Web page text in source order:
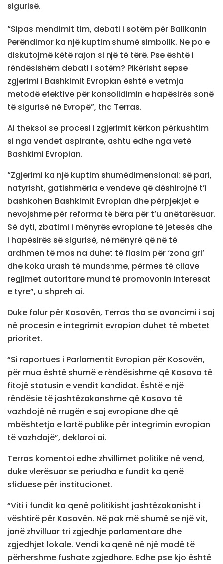
sigurisë.
“Sipas mendimit tim, debati i sotëm për Ballkanin
Perëndimor ka një kuptim shumë simbolik. Ne po e
diskutojmë këtë rajon si një të tërë. Pse është i
rëndësishëm debati i sotëm? Pikërisht sepse
zgjerimi i Bashkimit Evropian është e vetmja
metodë efektive për konsolidimin e hapësirës sonë
të sigurisë në Evropë”, tha Terras.
Ai theksoi se procesi i zgjerimit kërkon përkushtim
si nga vendet aspirante, ashtu edhe nga vetë
Bashkimi Evropian.
“Zgjerimi ka një kuptim shumëdimensional: së pari,
natyrisht, gatishmëria e vendeve që dëshirojnë t’i
bashkohen Bashkimit Evropian dhe përpjekjet e
nevojshme për reforma të bëra për t’u anëtarësuar.
Së dyti, zbatimi i mënyrës evropiane të jetesës dhe
i hapësirës së sigurisë, në mënyrë që në të
ardhmen të mos na duhet të flasim për ‘zona gri’
dhe koka urash të mundshme, përmes të cilave
regjimet autoritare mund të promovonin interesat
e tyre”, u shpreh ai.
Duke folur për Kosovën, Terras tha se avancimi i saj
në procesin e integrimit evropian duhet të mbetet
prioritet.
“Si raportues i Parlamentit Evropian për Kosovën,
për mua është shumë e rëndësishme që Kosova të
fitojë statusin e vendit kandidat. Është e një
rëndësie të jashtëzakonshme që Kosova të
vazhdojë në rrugën e saj evropiane dhe që
mbështetja e lartë publike për integrimin evropian
të vazhdojë”, deklaroi ai.
Terras komentoi edhe zhvillimet politike në vend,
duke vlerësuar se periudha e fundit ka qenë
sfiduese për institucionet.
“Viti i fundit ka qenë politikisht jashtëzakonisht i
vështirë për Kosovën. Në pak më shumë se një vit,
janë zhvilluar tri zgjedhje parlamentare dhe
zgjedhjet lokale. Vendi ka qenë në një modë të
përhershme fushate zgjedhore. Edhe pse kjo është